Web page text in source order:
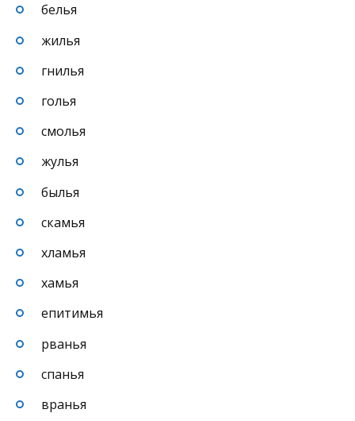
белья
жилья
гнилья
голья
смолья
жулья
былья
скамья
хламья
хамья
епитимья
рванья
спанья
вранья